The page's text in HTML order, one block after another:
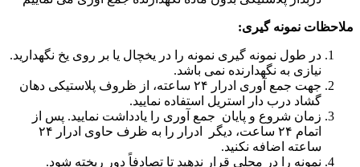
ملاحظات نمونه گیری:
در طول نمونه گیری نمونه را در یخچال یا بر روی یخ نگهدارید.
نیازی به نگهدارنده نمی باشد.
جهت جمع آوری ادرار ۲۴ ساعته، از ظروف پلاستیکی دهان
گشاد درب دار استریل استفاده نمایید.
زمان شروع و پایان جمع آوری را یادداشت نمایید. پس از
اتمام ۲۴ ساعت، دیگر ادرار را به ظرف حاوی ادرار ۲۴
ساعته اضافه نکنید.
نمونه را در محلی قرار ندهید تا تصادفاً دور ریخته شود.